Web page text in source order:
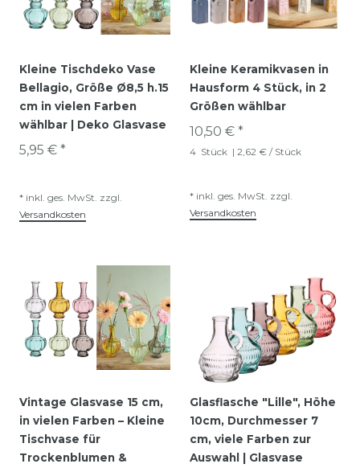
Kleine Tischdeko Vase
Bellagio, Größe Ø8,5 h.15
cm in vielen Farben
wählbar | Deko Glasvase
5,95 € *
* inkl. ges. MwSt. zzgl.
Versandkosten
Kleine Keramikvasen in
Hausform 4 Stück, in 2
Größen wählbar
10,50 € *
4 Stück | 2,62 € / Stück
* inkl. ges. MwSt. zzgl.
Versandkosten
Vintage Glasvase 15 cm,
in vielen Farben – Kleine
Tischvase für
Trockenblumen &
Glasflasche "Lille", Höhe
10cm, Durchmesser 7
cm, viele Farben zur
Auswahl | Glasvase